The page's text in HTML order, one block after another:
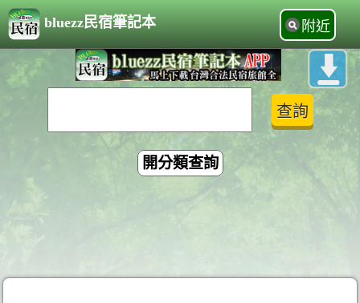
bluezz民宿筆記本 附近
開分類查詢